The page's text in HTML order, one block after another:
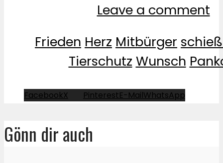
Leave a comment
Frieden Herz Mitbürger
Tierschutz Wunsch
FacebookX PinterestE-MailWhatsApp
Gönn dir auch